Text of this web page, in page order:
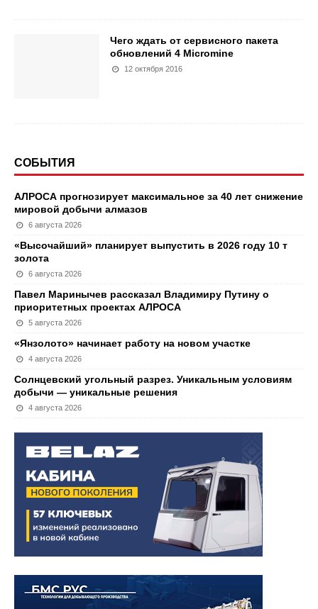
Чего ждать от сервисного пакета
обновлений 4 Micromine
12 октября 2016
СОБЫТИЯ
АЛРОСА прогнозирует максимальное за 40 лет снижение
мировой добычи алмазов
6 августа 2026
«Высочайший» планирует выпустить в 2026 году 10 т
золота
6 августа 2026
Павел Маринычев рассказал Владимиру Путину о
приоритетных проектах АЛРОСА
5 августа 2026
«Янзолото» начинает работу на новом участке
4 августа 2026
Солнцевский угольный разрез. Уникальным условиям
добычи — уникальные решения
4 августа 2026